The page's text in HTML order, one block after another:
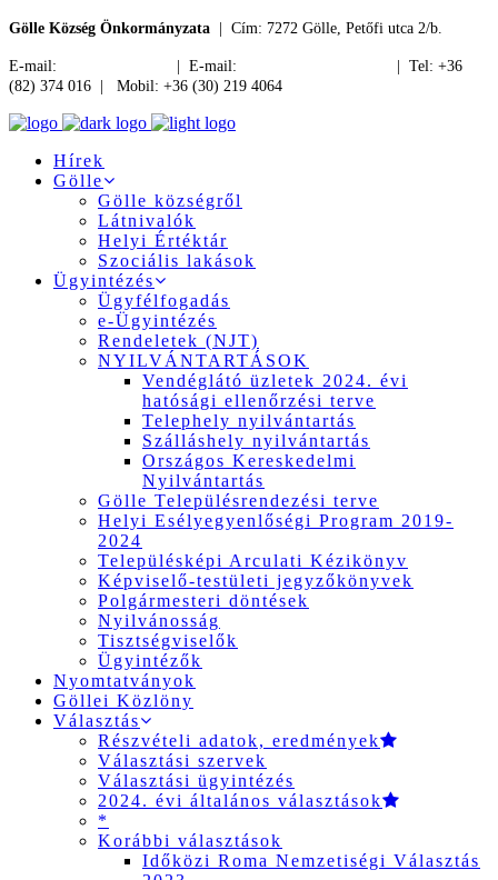
Gölle Község Önkormányzata | Cím: 7272 Gölle, Petőfi utca 2/b.
E-mail: | E-mail:
| Tel: +36
(82) 374 016 | Mobil: +36 (30) 219 4064
Hírek
Gölle
Gölle községről
Látnivalók
Helyi Értéktár
Szociális lakások
Ügyintézés
Ügyfélfogadás
e-Ügyintézés
Rendeletek (NJT)
NYILVÁNTARTÁSOK
Vendéglátó üzletek 2024. évi
hatósági ellenőrzési terve
Telephely nyilvántartás
Szálláshely nyilvántartás
Országos Kereskedelmi
Nyilvántartás
Gölle Településrendezési terve
Helyi Esélyegyenlőségi Program 2019-
2024
Településképi Arculati Kézikönyv
Képviselő-testületi jegyzőkönyvek
Polgármesteri döntések
Nyilvánosság
Tisztségviselők
Ügyintézők
Nyomtatványok
Göllei Közlöny
Választás
Részvételi adatok, eredmények
Választási szervek
Választási ügyintézés
2024. évi általános választások
*
Korábbi választások
Időközi Roma Nemzetiségi Választás